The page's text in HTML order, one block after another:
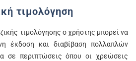
τιμολόγηση
τιμολόγησης ο χρήστης μπορεί να
έκδοση και διαβίβαση πολλαπλών
σε περιπτώσεις όπου οι χρεώσεις